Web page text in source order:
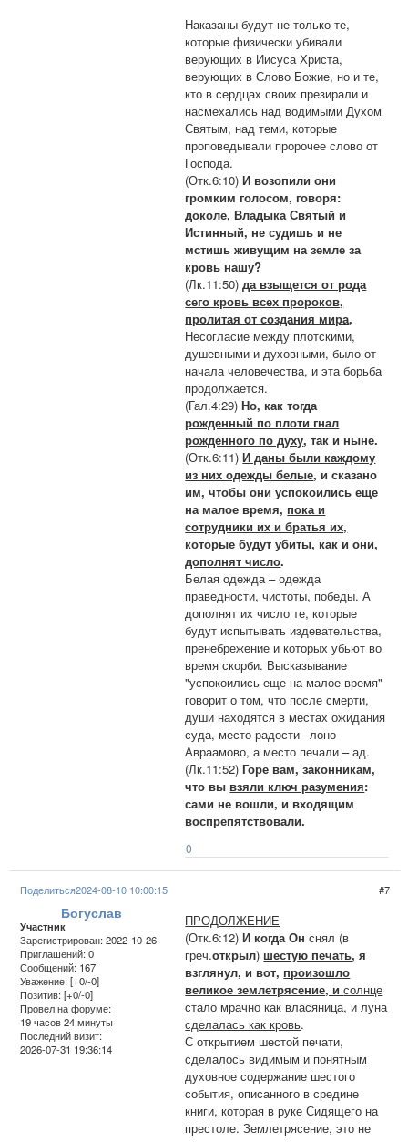
Наказаны будут не только те,
которые физически убивали
верующих в Иисуса Христа,
верующих в Слово Божие, но и те,
кто в сердцах своих презирали и
насмехались над водимыми Духом
Святым, над теми, которые
проповедывали пророчее слово от
Господа.
(Отк.6:10)И возопили они
громким голосом, говоря:
доколе, Владыка Святый и
Истинный, не судишь и не
мстишь живущим на земле за
кровь нашу?
(Лк.11:50)да взыщется от рода
сего кровь всех пророков,
пролитая от создания мира,
Несогласие между плотскими,
душевными и духовными, было от
начала человечества, и эта борьба
продолжается.
(Гал.4:29)Но, как тогда
рожденный по плоти гнал
рожденного по духу, так и ныне.
(Отк.6:11)И даны были каждому
из них одежды белые, и сказано
им, чтобы они успокоились еще
на малое время, пока и
сотрудники их и братья их,
которые будут убиты, как и они,
дополнят число.
Белая одежда – одежда
праведности, чистоты, победы. А
дополнят их число те, которые
будут испытывать издевательства,
пренебрежение и которых убьют во
время скорби. Высказывание
"успокоились еще на малое время"
говорит о том, что после смерти,
души находятся в местах ожидания
суда, место радости –лоно
Авраамово, а место печали – ад.
(Лк.11:52)Горе вам, законникам,
что вы взяли ключ разумения:
сами не вошли, и входящим
воспрепятствовали.
0
Поделиться 7
2024-08-10 10:00:15
Богуслав
Участник
Зарегистрирован: 2022-10-26
Приглашений:0
Сообщений: 167
Уважение: [+0/-0]
Позитив: [+0/-0]
Провел на форуме:
19 часов 24 минуты
Последний визит:
2026-07-31 19:36:14
ПРОДОЛЖЕНИЕ
(Отк.6:12)И когда Он снял (в
греч.открыл) шестую печать, я
взглянул, и вот, произошло
великое землетрясение, исолнце
стало мрачно как власяница, и луна
сделалась как кровь.
С открытием шестой печати,
сделалось видимым и понятным
духовное содержание шестого
события, описанного в средине
книги, которая в руке Сидящего на
престоле. Землетрясение, это не